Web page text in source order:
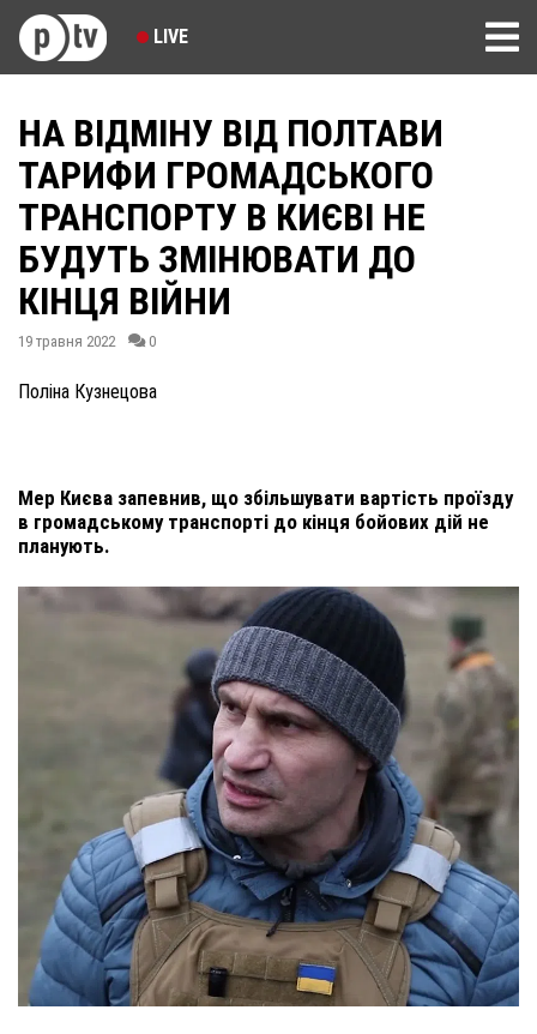
LIVE
НА ВІДМІНУ ВІД ПОЛТАВИ
ТАРИФИ ГРОМАДСЬКОГО
ТРАНСПОРТУ В КИЄВІ НЕ
БУДУТЬ ЗМІНЮВАТИ ДО
КІНЦЯ ВІЙНИ
19 травня 2022 0
Поліна Кузнецова
Мер Києва запевнив, що збільшувати вартість проїзду
в громадському транспорті до кінця бойових дій не
планують.